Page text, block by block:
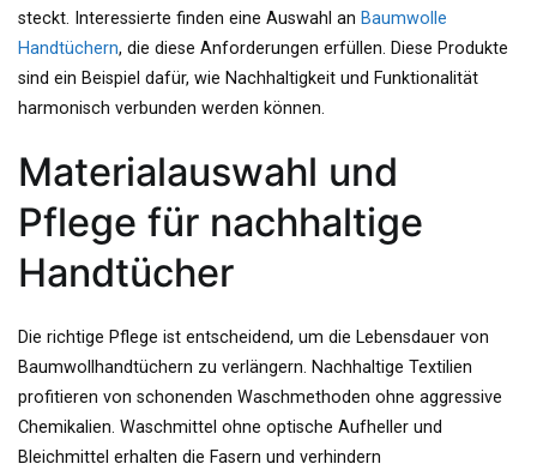
steckt. Interessierte finden eine Auswahl an Baumwolle
Handtüchern, die diese Anforderungen erfüllen. Diese Produkte
sind ein Beispiel dafür, wie Nachhaltigkeit und Funktionalität
harmonisch verbunden werden können.
Materialauswahl und
Pflege für nachhaltige
Handtücher
Die richtige Pflege ist entscheidend, um die Lebensdauer von
Baumwollhandtüchern zu verlängern. Nachhaltige Textilien
profitieren von schonenden Waschmethoden ohne aggressive
Chemikalien. Waschmittel ohne optische Aufheller und
Bleichmittel erhalten die Fasern und verhindern